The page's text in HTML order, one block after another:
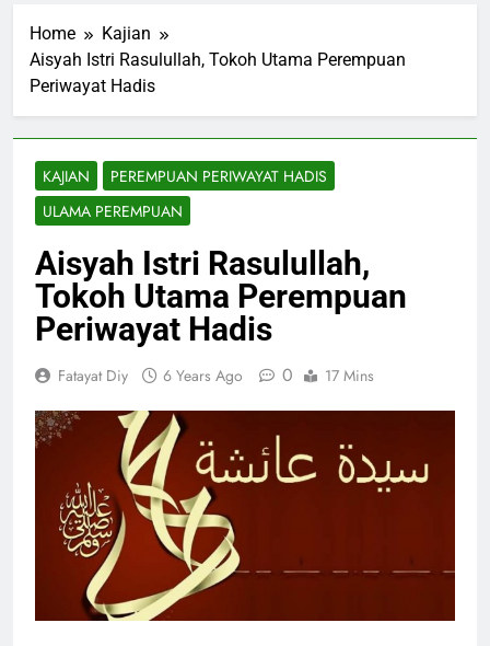
Home
Kajian
Aisyah Istri Rasulullah, Tokoh Utama Perempuan
Periwayat Hadis
KAJIAN
PEREMPUAN PERIWAYAT HADIS
ULAMA PEREMPUAN
Aisyah Istri Rasulullah,
Tokoh Utama Perempuan
Periwayat Hadis
Fatayat Diy 6 Years Ago 0 17 Mins